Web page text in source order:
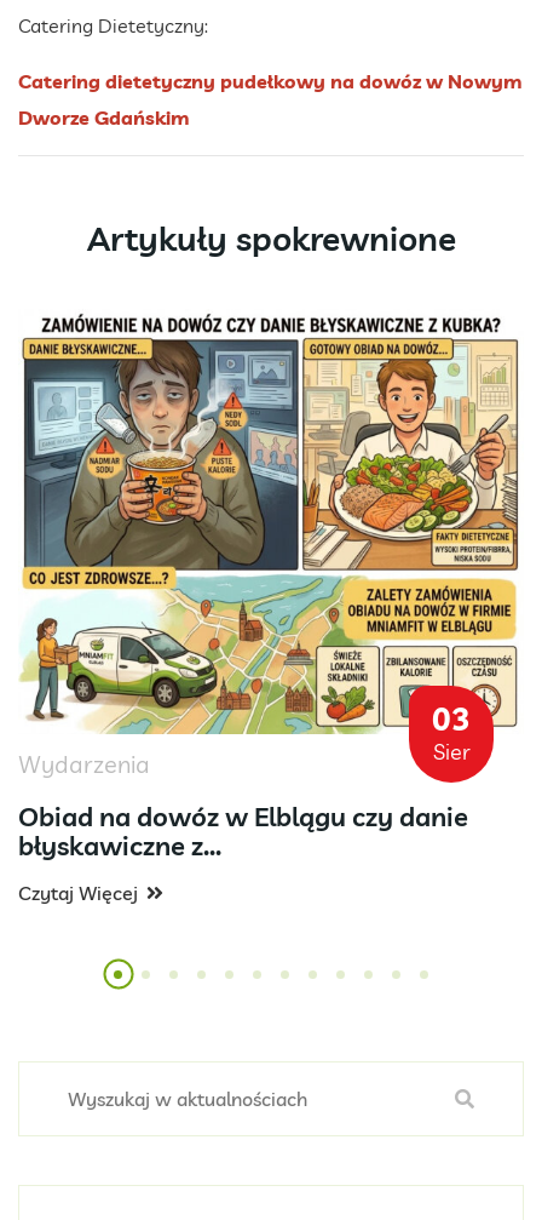
Catering Dietetyczny:
Catering dietetyczny pudełkowy na dowóz w Nowym
Dworze Gdańskim
Artykuły spokrewnione
03
Sier
Wydarzenia
Obiad na dowóz w Elblągu czy danie
błyskawiczne z...
Czytaj Więcej